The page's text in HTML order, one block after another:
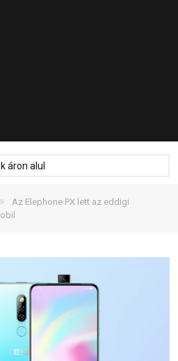
áron alul
»
Az Elephone PX lett az eddigi